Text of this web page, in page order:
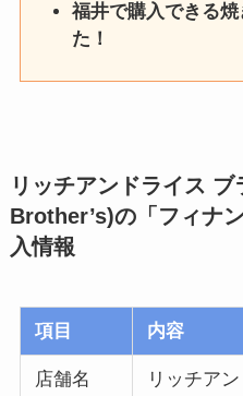
福井で購入できる
た！
リッチアンドライス
Brother’s)の「フィナ
入情報
項目 内容
店舗名
リッチア